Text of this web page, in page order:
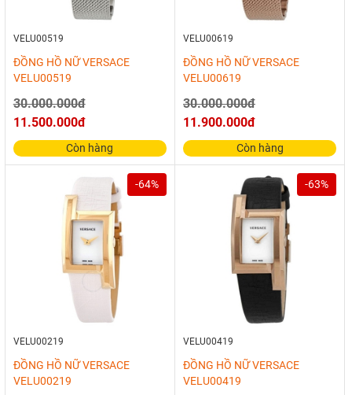
VELU00519
ĐỒNG HỒ NỮ VERSACE
VELU00519
30.000.000đ
11.500.000đ
Còn hàng
VELU00619
ĐỒNG HỒ NỮ VERSACE
VELU00619
30.000.000đ
11.900.000đ
Còn hàng
-64%
VELU00219
ĐỒNG HỒ NỮ VERSACE
VELU00219
-63%
VELU00419
ĐỒNG HỒ NỮ VERSACE
VELU00419